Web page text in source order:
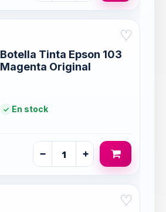
♡
Botella Tinta Epson 103
Magenta Original
En stock
− +
♡